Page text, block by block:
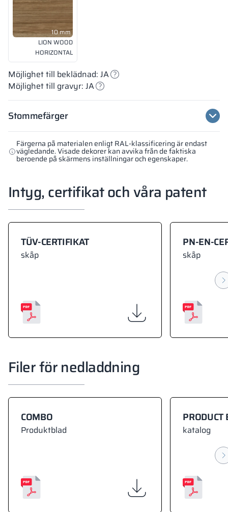
Färgerna på materialen enligt RAL-klassificering är endast
vägledande. Visade dekorer kan avvika från de faktiska
beroende på skärmens inställningar och egenskaper.
10 mm
LION WOOD
HORIZONTAL
Möjlighet till beklädnad: JA
Möjlighet till gravyr: JA
Stommefärger
Intyg, certifikat och våra patent
TÜV-CERTIFIKAT
skåp
PN-EN-
skåp
Filer för nedladdning
COMBO
Produktblad
PRODUCT
katalog